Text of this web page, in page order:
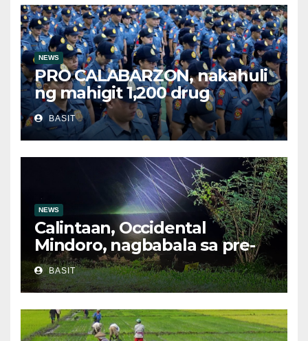
NEWS
PRO CALABARZON, nakahuli
ng mahigit 1,200 drug
suspects at tinatayang nasa
Php29.6M halaga ng ilegal na
droga nasamsam noong
Hulyo
BASIT
NEWS
Calintaan, Occidental
Mindoro, nagbabala sa pre-
evacuation dahil sa malakas
na ulan
BASIT